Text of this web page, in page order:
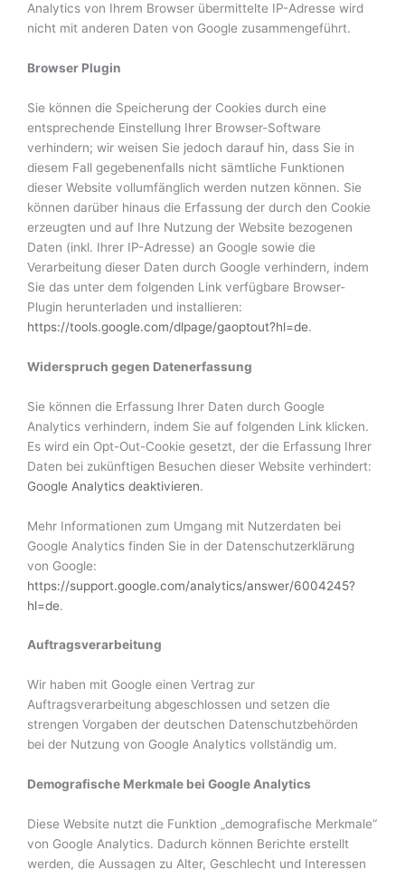
Analytics von Ihrem Browser übermittelte IP-Adresse wird
nicht mit anderen Daten von Google zusammengeführt.
Browser Plugin
Sie können die Speicherung der Cookies durch eine
entsprechende Einstellung Ihrer Browser-Software
verhindern; wir weisen Sie jedoch darauf hin, dass Sie in
diesem Fall gegebenenfalls nicht sämtliche Funktionen
dieser Website vollumfänglich werden nutzen können. Sie
können darüber hinaus die Erfassung der durch den Cookie
erzeugten und auf Ihre Nutzung der Website bezogenen
Daten (inkl. Ihrer IP-Adresse) an Google sowie die
Verarbeitung dieser Daten durch Google verhindern, indem
Sie das unter dem folgenden Link verfügbare Browser-
Plugin herunterladen und installieren:
https://tools.google.com/dlpage/gaoptout?hl=de.
Widerspruch gegen Datenerfassung
Sie können die Erfassung Ihrer Daten durch Google
Analytics verhindern, indem Sie auf folgenden Link klicken.
Es wird ein Opt-Out-Cookie gesetzt, der die Erfassung Ihrer
Daten bei zukünftigen Besuchen dieser Website verhindert:
Google Analytics deaktivieren.
Mehr Informationen zum Umgang mit Nutzerdaten bei
Google Analytics finden Sie in der Datenschutzerklärung
von Google:
https://support.google.com/analytics/answer/6004245?
hl=de.
Auftragsverarbeitung
Wir haben mit Google einen Vertrag zur
Auftragsverarbeitung abgeschlossen und setzen die
strengen Vorgaben der deutschen Datenschutzbehörden
bei der Nutzung von Google Analytics vollständig um.
Demografische Merkmale bei Google Analytics
Diese Website nutzt die Funktion „demografische Merkmale“
von Google Analytics. Dadurch können Berichte erstellt
werden, die Aussagen zu Alter, Geschlecht und Interessen